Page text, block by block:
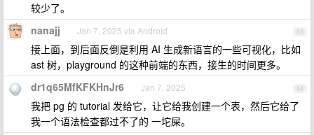
较少了。
53
nanajj Jan 7, 2025 via Android
接上面，到后面反倒是利用 AI 生成新语言的一些可视化，比如
ast 树，playground 的这种前端的东西，接生的时间更多。
54
dr1q65MfKFKHnJr6 Jan 7, 2025
我把 pg 的 tutorial 发给它，让它给我创建一个表，然后它给了
我一个语法检查都过不了的 一坨屎。